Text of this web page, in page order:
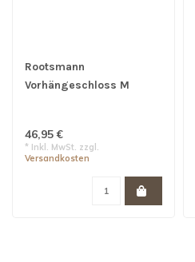
Rootsmann
Vorhängeschloss M
46,95 €
* Inkl. MwSt. zzgl.
Versandkosten